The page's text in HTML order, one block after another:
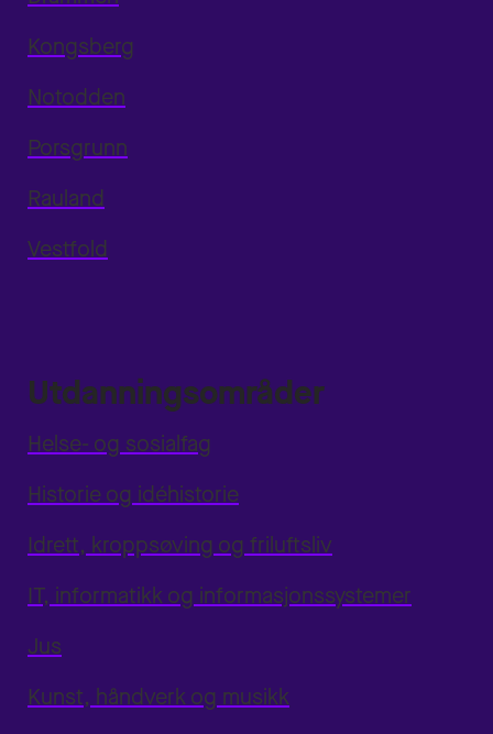
Kongsberg
Notodden
Porsgrunn
Rauland
Vestfold
Utdanningsområder
Helse- og sosialfag
Historie og idéhistorie
Idrett, kroppsøving og friluftsliv
IT, informatikk og informasjonssystemer
Jus
Kunst, håndverk og musikk